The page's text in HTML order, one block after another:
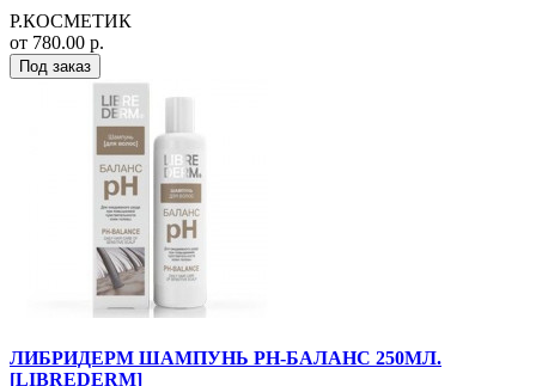
Р.КОСМЕТИК
от 780.00 р.
Под заказ
ЛИБРИДЕРМ ШАМПУНЬ РН-БАЛАНС 250МЛ.
[LIBREDERM]